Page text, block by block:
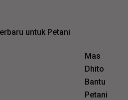
untuk Petani
Mas
Dhito
Bantu
Petani